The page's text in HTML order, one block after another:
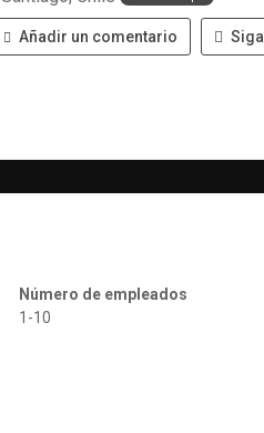
Añadir un comentario Siga
Número de empleados
1-10